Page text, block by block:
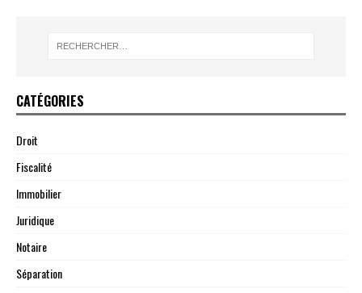
CATÉGORIES
Droit
Fiscalité
Immobilier
Juridique
Notaire
Séparation